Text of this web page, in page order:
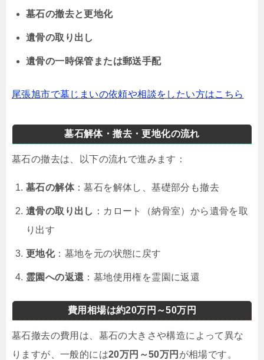
墓石の撤去と更地化
遺骨の取り出し
遺骨の一時保管または郵送手配
尾張旭市で墓じまいの依頼や相談をしたい方はこちら
墓石解体・撤去・更地化の流れ
墓石の撤去は、以下の流れで進みます：
墓石の解体：墓石を解体し、基礎部分も撤去
遺骨の取り出し ：カロート（納骨室）から遺骨を取
り出す
更地化：墓地を元の状態に戻す
霊園への返還 ：墓地使用権を霊園に返還
費用相場は約20万円～50万円
墓石撤去の費用は、墓石の大きさや構造によって異な
りますが、一般的には20万円～50万円 が相場です。